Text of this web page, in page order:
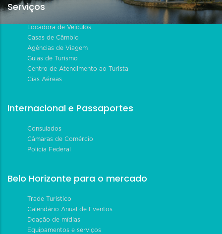
Serviços
Locadora de Veículos
Casas de Câmbio
Agências de Viagem
Guias de Turismo
Centro de Atendimento ao Turista
Cias Aéreas
Internacional e Passaportes
Consulados
Câmaras de Comércio
Polícia Federal
Belo Horizonte para o mercado
Trade Turístico
Calendário Anual de Eventos
Doação de mídias
Equipamentos e serviços